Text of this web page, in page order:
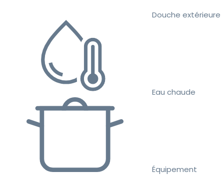
Douche extérieure
Eau chaude
Équipement